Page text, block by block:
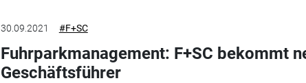
30.09.2021 #F+SC
Fuhrparkmanagement: F+SC bekommt
Geschäftsführer